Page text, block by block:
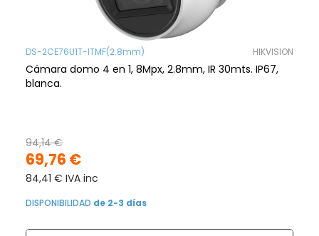
DS-2CE76U1T-ITMF(2.8mm) HIKVISION
Cámara domo 4 en 1, 8Mpx, 2.8mm, IR 30mts. IP67,
blanca.
69,76 €
94,14 €
84,41 € IVA inc
DISPONIBILIDAD de 2-3 días